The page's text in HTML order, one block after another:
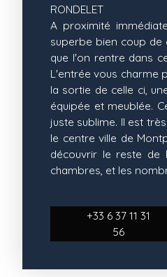
RONDELET
A proximité
superbe bien coup de
que l'on rentre dans
L'entrée vous charme
la sortie de celle ci,
équipée et meublée.
juste sublime. Il est
le centre ville de
découvrir le reste de
chambres, et les
+33 6 37 11 31
56